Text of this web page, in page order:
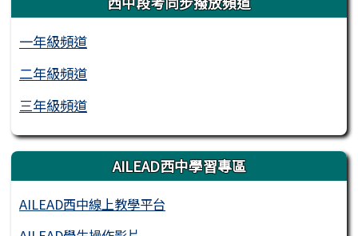
一年級頻道
二年級頻道
三年級頻道
AILEAD西中學習專區
AILEAD西中線上教學平台